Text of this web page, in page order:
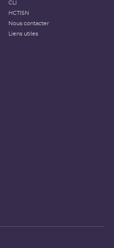
CLI
HCTISN
Nous contacter
Liens utiles